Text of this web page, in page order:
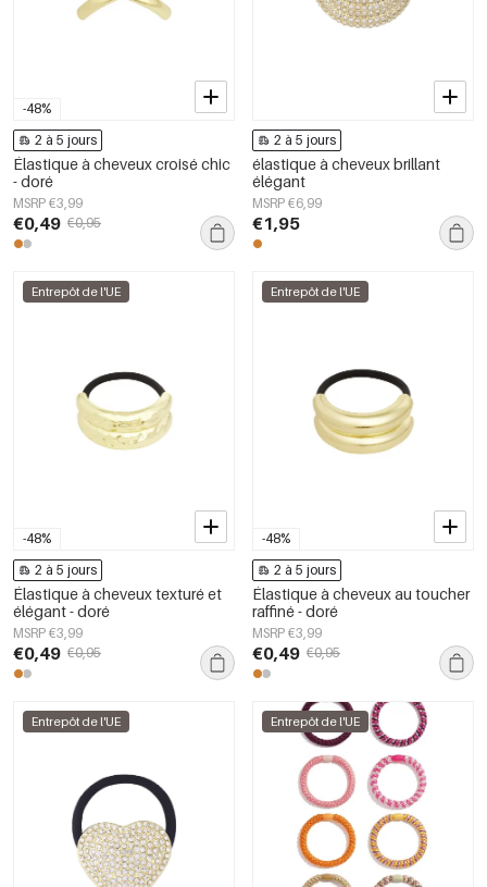
-48%
2 à 5 jours
Élastique à cheveux croisé chic
- doré
MSRP €3,99
€0,49 €0,95
2 à 5 jours
élastique à cheveux brillant
élégant
MSRP €6,99
€1,95
-48%
Entrepôt de l'UE
2 à 5 jours
Élastique à cheveux texturé et
élégant - doré
MSRP €3,99
€0,49 €0,95
-48%
Entrepôt de l'UE
2 à 5 jours
Élastique à cheveux au toucher
raffiné - doré
MSRP €3,99
€0,49 €0,95
Entrepôt de l'UE Entrepôt de l'UE